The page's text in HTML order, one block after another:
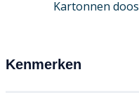
Kartonnen doos
Kenmerken